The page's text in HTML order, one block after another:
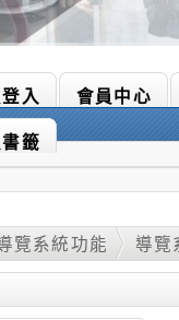
入 會員中心
籤
覽系統功能
導覽